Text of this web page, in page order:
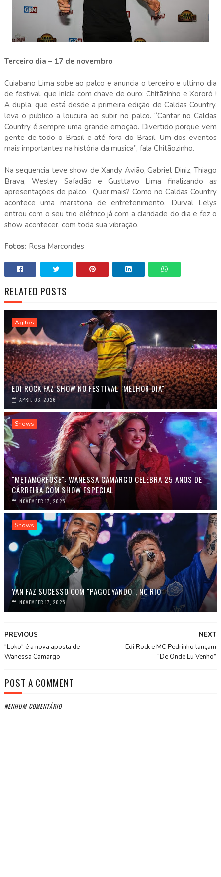
Terceiro dia – 17 de novembro
Cuiabano Lima sobe ao palco e anuncia o terceiro e ultimo dia
de festival, que inicia com chave de ouro: Chitãzinho e Xororó !
A dupla, que está desde a primeira edição de Caldas Country,
leva o publico a loucura ao subir no palco. “Cantar no Caldas
Country é sempre uma grande emoção. Divertido porque vem
gente de todo o Brasil e até fora do Brasil. Um dos eventos
mais importantes na história da musica”, fala Chitãozinho.
Na sequencia teve show de Xandy Avião, Gabriel Diniz, Thiago
Brava, Wesley Safadão e Gusttavo Lima finalizando as
apresentações de palco. Quer mais? Como no Caldas Country
acontece uma maratona de entretenimento, Durval Lelys
entrou com o seu trio elétrico já com a claridade do dia e fez o
show acontecer, com toda sua vibração.
Fotos: Rosa Marcondes
RELATED POSTS
Agitos
EDI ROCK FAZ SHOW NO FESTIVAL "MELHOR DIA"
APRIL 03, 2026
Shows
"METAMORFOSE": WANESSA CAMARGO CELEBRA 25 ANOS DE
CARREIRA COM SHOW ESPECIAL
NOVEMBER 17, 2025
Shows
YAN FAZ SUCESSO COM "PAGODYANDO", NO RIO
NOVEMBER 17, 2025
NEXT
Edi Rock e MC Pedrinho lançam
“De Onde Eu Venho”
PREVIOUS
"Loko" é a nova aposta de
Wanessa Camargo
POST A COMMENT
NENHUM COMENTÁRIO